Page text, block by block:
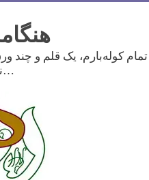
تمام کوله‌بارم، یک قلم و چند
نرفته…